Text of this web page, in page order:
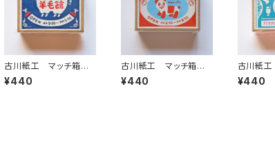
古川紙工 マッチ箱メ
モ バーバー羊毛館
メモ紙LM325
¥440
古川紙工 マッチ箱メ
モ パンダのパンやさ
ん メモ紙LM319
¥440
古川紙
モ 喫茶
モ紙
¥440